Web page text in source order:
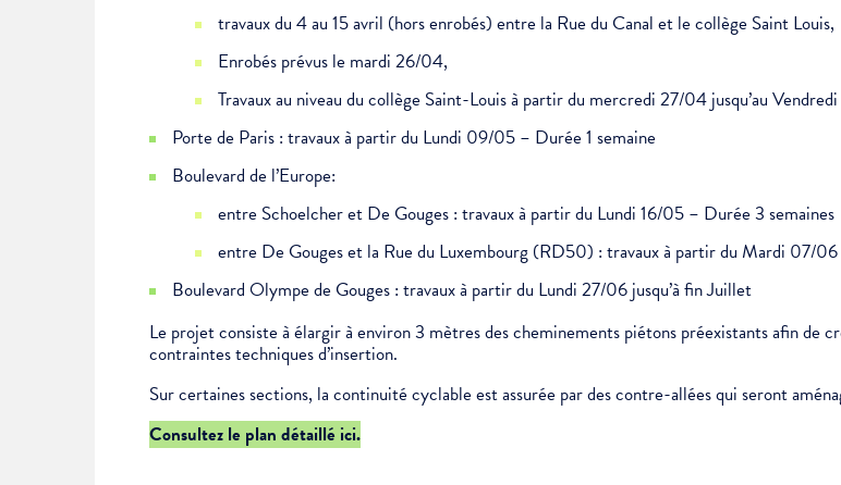
travaux du 4 au 15 avril (hors enrobés) entre la Rue du Canal et le collège Saint Louis,
Enrobés prévus le mardi 26/04,
Travaux au niveau du collège Saint-Louis à partir du mercredi 27/04 jusqu’au
Porte de Paris : travaux à partir du Lundi 09/05 – Durée 1 semaine
Boulevard de l’Europe:
entre Schoelcher et De Gouges : travaux à partir du Lundi 16/05 – Durée 3 semaines
entre De Gouges et la Rue du Luxembourg (RD50) : travaux à partir du Mardi 07/
Boulevard Olympe de Gouges : travaux à partir du Lundi 27/06 jusqu’à fin Juillet
Le projet consiste à élargir à environ 3 mètres des cheminements piétons préexistants afin de
contraintes techniques d’insertion.
Sur certaines sections, la continuité cyclable est assurée par des contre-allées qui seront
Consultez le plan détaillé ici.
Choisissez votre abonnement :
Newsletter Culture
Newsletter Sport et Vie associative